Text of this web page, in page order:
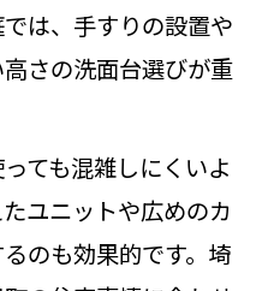
は、手すりの設置や
さの洗面台選びが重
ても混雑しにくいよ
ユニットや広めのカ
のも効果的です。埼